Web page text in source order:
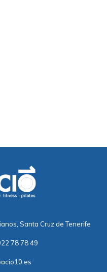
Santa Cruz de Tenerife
78 78 49